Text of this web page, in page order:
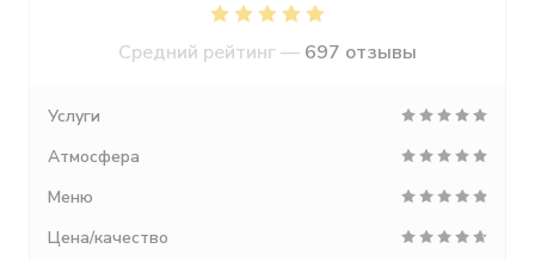
Средний рейтинг — 697 отзывы
Услуги
Атмосфера
Меню
Цена/качество